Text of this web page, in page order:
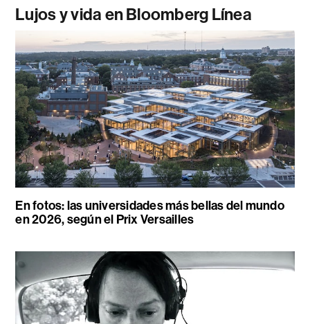
Lujos y vida en Bloomberg Línea
En fotos: las universidades más bellas del mundo
en 2026, según el Prix Versailles